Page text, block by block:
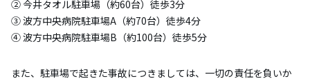
② 今井タオル駐車場（約60台）徒歩3分
③ 波方中央病院駐車場A（約70台）徒歩4分
④ 波方中央病院駐車場B（約100台）徒歩5分
また、駐車場で起きた事故につきましては、一切の責任を負いか